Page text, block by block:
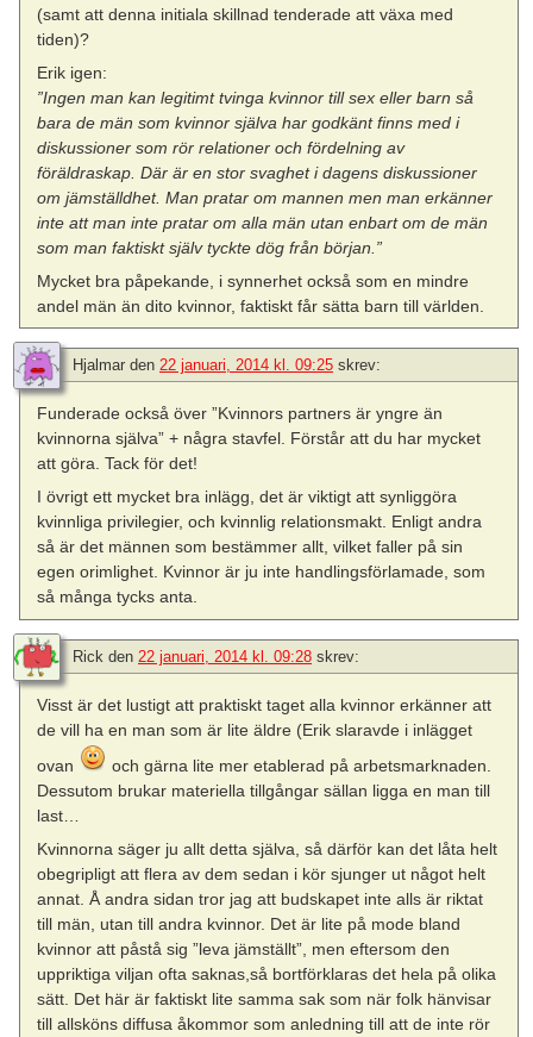
(samt att denna initiala skillnad tenderade att växa med
tiden)?
Erik igen:
”Ingen man kan legitimt tvinga kvinnor till sex eller barn så
bara de män som kvinnor själva har godkänt finns med i
diskussioner som rör relationer och fördelning av
föräldraskap. Där är en stor svaghet i dagens diskussioner
om jämställdhet. Man pratar om mannen men man erkänner
inte att man inte pratar om alla män utan enbart om de män
som man faktiskt själv tyckte dög från början.”
Mycket bra påpekande, i synnerhet också som en mindre
andel män än dito kvinnor, faktiskt får sätta barn till världen.
Hjalmar den 22 januari, 2014 kl. 09:25 skrev:
Funderade också över ”Kvinnors partners är yngre än
kvinnorna själva” + några stavfel. Förstår att du har mycket
att göra. Tack för det!
I övrigt ett mycket bra inlägg, det är viktigt att synliggöra
kvinnliga privilegier, och kvinnlig relationsmakt. Enligt andra
så är det männen som bestämmer allt, vilket faller på sin
egen orimlighet. Kvinnor är ju inte handlingsförlamade, som
så många tycks anta.
Rick den 22 januari, 2014 kl. 09:28 skrev:
Visst är det lustigt att praktiskt taget alla kvinnor erkänner att
de vill ha en man som är lite äldre (Erik slaravde i inlägget
ovan
och gärna lite mer etablerad på arbetsmarknaden.
Dessutom brukar materiella tillgångar sällan ligga en man till
last…
Kvinnorna säger ju allt detta själva, så därför kan det låta helt
obegripligt att flera av dem sedan i kör sjunger ut något helt
annat. Å andra sidan tror jag att budskapet inte alls är riktat
till män, utan till andra kvinnor. Det är lite på mode bland
kvinnor att påstå sig ”leva jämställt”, men eftersom den
uppriktiga viljan ofta saknas,så bortförklaras det hela på olika
sätt. Det här är faktiskt lite samma sak som när folk hänvisar
till allsköns diffusa åkommor som anledning till att de inte rör